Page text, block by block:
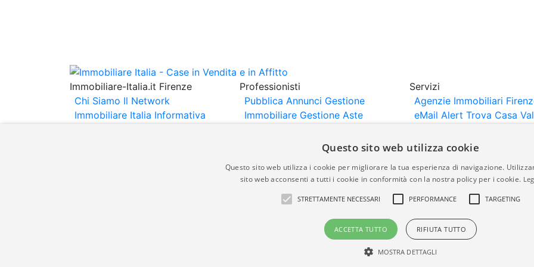
Immobiliare-Italia.it Firenze
Chi Siamo Il Network
Immobiliare Italia Informativa
Professionisti
Pubblica Annunci Gestione
Immobiliare Gestione Aste
Importazione
Servizi
Agenzie Immobiliari
eMail Alert Trova Casa
Gli annunci immobiliari presenti su immobiliare-italia.it vengono pubblicati da agenzie immobiliari e
italia.it quindi non è responsabile della veridicità, della correttezza, della completezza, della
Questo sito web utilizza cookie
Questo sito web utilizza i cookie per migliorare la tua esperienza di navigazione.
sito web acconsenti a tutti i cookie in conformità con la nostra policy per i cookie.
STRETTAMENTE NECESSARI PERFORMANCE TARGETING
ACCETTA TUTTO RIFIUTA TUTTO
MOSTRA DETTAGLI